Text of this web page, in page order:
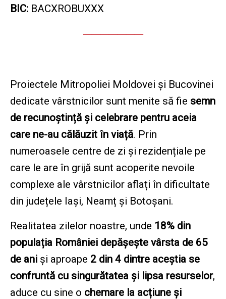
BIC: BACXROBUXXX
───────
Proiectele Mitropoliei Moldovei și Bucovinei
dedicate vârstnicilor sunt menite să fie semn
de recunoștință și celebrare pentru aceia
care ne-au călăuzit în viață. Prin
numeroasele centre de zi și rezidențiale pe
care le are în grijă sunt acoperite nevoile
complexe ale vârstnicilor aflați în dificultate
din județele Iași, Neamț și Botoșani.
Realitatea zilelor noastre, unde 18% din
populația României depășește vârsta de 65
de ani și aproape 2 din 4 dintre aceștia se
confruntă cu singurătatea și lipsa resurselor,
aduce cu sine o chemare la acțiune și